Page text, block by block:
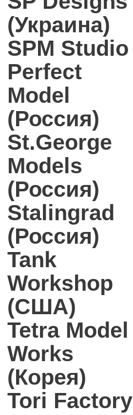
(Украина)
SPM Studio
Perfect
Model
(Россия)
St.George
Models
(Россия)
Stalingrad
(Россия)
Tank
Workshop
(США)
Tetra Model
Works
(Корея)
Tori Factory